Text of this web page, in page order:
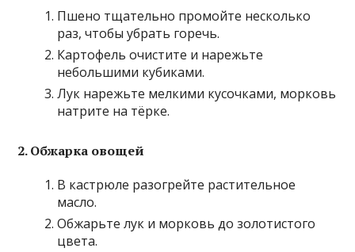
Пшено тщательно промойте несколько
раз, чтобы убрать горечь.
Картофель очистите и нарежьте
небольшими кубиками.
Лук нарежьте мелкими кусочками, морковь
натрите на тёрке.
2. Обжарка овощей
В кастрюле разогрейте растительное
масло.
Обжарьте лук и морковь до золотистого
цвета.